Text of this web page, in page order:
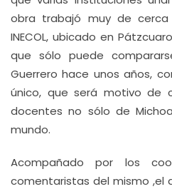
obra trabajó muy de
INECOL, ubicado en
que sólo puede
Guerrero hace unos años,
único, que será motivo de
docentes no sólo de
mundo.
Acompañado por los
comentaristas del mismo ,el